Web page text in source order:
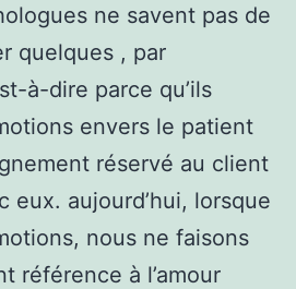
ne savent pas de
quelques , par
à-dire parce qu’ils
envers le patient
réservé au client
eux. aujourd’hui, lorsque
nous ne faisons
référence à l’amour